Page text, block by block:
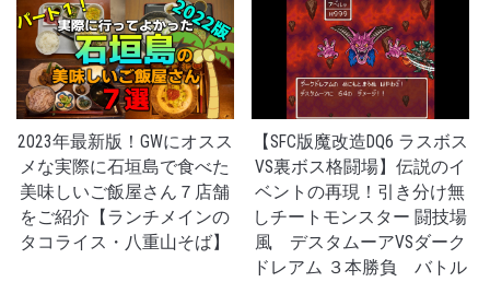
2023年最新版！GWにオスス
メな実際に石垣島で食べた
美味しいご飯屋さん７店舗
をご紹介【ランチメインの
タコライス・八重山そば】
【SFC版魔改造DQ6 ラスボス
VS裏ボス格闘場】伝説のイ
ベントの再現！引き分け無
しチートモンスター 闘技場
風 デスタムーアVSダーク
ドレアム ３本勝負 バトル